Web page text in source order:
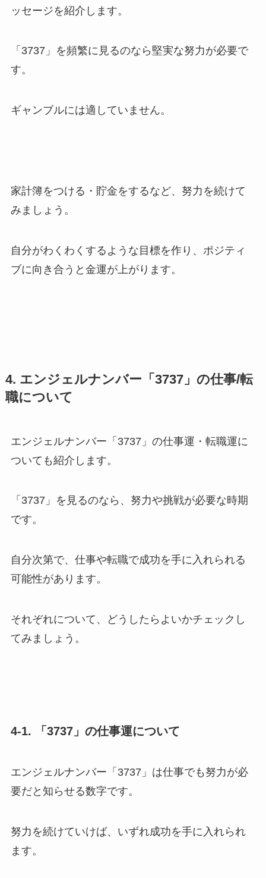
ッセージを紹介します。
「3737」を頻繁に見るのなら堅実な努力が必要で
す。
ギャンブルには適していません。
家計簿をつける・貯金をするなど、努力を続けて
みましょう。
自分がわくわくするような目標を作り、ポジティ
ブに向き合うと金運が上がります。
4. エンジェルナンバー「3737」の仕事/転
職について
エンジェルナンバー「3737」の仕事運・転職運に
ついても紹介します。
「3737」を見るのなら、努力や挑戦が必要な時期
です。
自分次第で、仕事や転職で成功を手に入れられる
可能性があります。
それぞれについて、どうしたらよいかチェックし
てみましょう。
4-1. 「3737」の仕事運について
エンジェルナンバー「3737」は仕事でも努力が必
要だと知らせる数字です。
努力を続けていけば、いずれ成功を手に入れられ
ます。